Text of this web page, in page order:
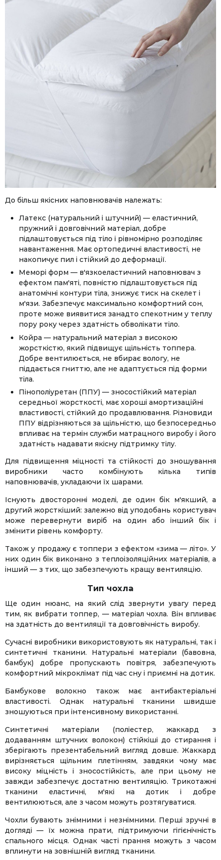
До більш якісних наповнювачів належать:
Латекс (натуральний і штучний) — еластичний,
пружний і довговічний матеріал, добре
підлаштовується під тіло і рівномірно розподіляє
навантаження. Має ортопедичні властивості, не
накопичує пил і стійкий до деформації.
Меморі форм — в'язкоеластичний наповнювач з
ефектом пам'яті, повністю підлаштовується під
анатомічні контури тіла, знижує тиск на скелет і
м'язи. Забезпечує максимально комфортний сон,
проте може виявитися занадто спекотним у теплу
пору року через здатність обволікати тіло.
Койра — натуральний матеріал з високою
жорсткістю, який підвищує щільність топпера.
Добре вентилюється, не вбирає вологу, не
піддається гниттю, але не адаптується під форми
тіла.
Пінополіуретан (ППУ) — зносостійкий матеріал
середньої жорсткості, має хороші амортизаційні
властивості, стійкий до продавлювання. Різновиди
ППУ відрізняються за щільністю, що безпосередньо
впливає на термін служби матрацного виробу і його
здатність надавати якісну підтримку тілу.
Для підвищення міцності та стійкості до зношування
виробники часто комбінують кілька типів
наповнювачів, укладаючи їх шарами.
Існують двосторонні моделі, де один бік м'якший, а
другий жорсткіший: залежно від уподобань користувач
може перевернути виріб на один або інший бік і
змінити рівень комфорту.
Також у продажу є топпери з ефектом «зима — літо». У
них один бік виконано з теплоізоляційних матеріалів, а
інший — з тих, що забезпечують кращу вентиляцію.
Тип чохла
Ще один нюанс, на який слід звернути увагу перед
тим, як вибрати топпер, — матеріал чохла. Він впливає
на здатність до вентиляції та довговічність виробу.
Сучасні виробники використовують як натуральні, так і
синтетичні тканини. Натуральні матеріали (бавовна,
бамбук) добре пропускають повітря, забезпечують
комфортний мікроклімат під час сну і приємні на дотик.
Бамбукове волокно також має антибактеріальні
властивості. Однак натуральні тканини швидше
зношуються при інтенсивному використанні.
Синтетичні матеріали (поліестер, жаккард з
додаванням штучних волокон) стійкіші до стирання і
зберігають презентабельний вигляд довше. Жаккард
вирізняється щільним плетінням, завдяки чому має
високу міцність і зносостійкість, але при цьому не
завжди забезпечує достатню вентиляцію. Трикотажні
тканини еластичні, м'які на дотик і добре
вентилюються, але з часом можуть розтягуватися.
Чохли бувають знімними і незнімними. Перші зручні в
догляді — їх можна прати, підтримуючи гігієнічність
спального місця. Однак часті прання можуть з часом
вплинути на зовнішній вигляд тканини.
Facebook Telegram